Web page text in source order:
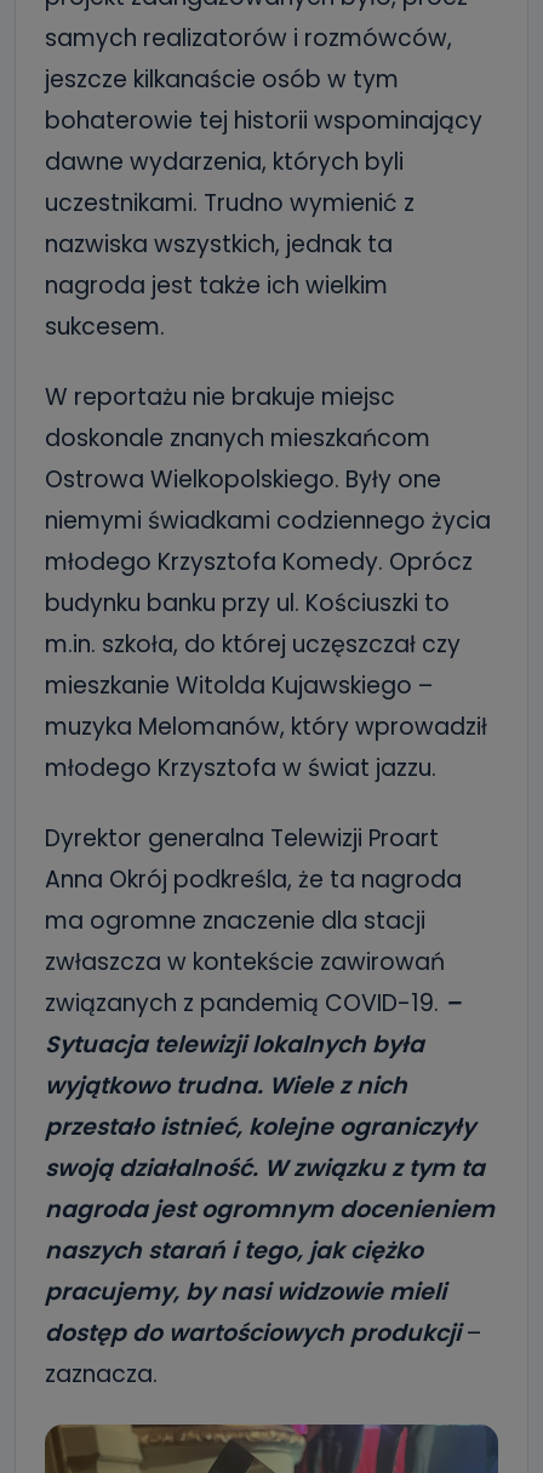
samych realizatorów i rozmówców,
jeszcze kilkanaście osób w tym
bohaterowie tej historii wspominający
dawne wydarzenia, których byli
uczestnikami. Trudno wymienić z
nazwiska wszystkich, jednak ta
nagroda jest także ich wielkim
sukcesem.
W reportażu nie brakuje miejsc
doskonale znanych mieszkańcom
Ostrowa Wielkopolskiego. Były one
niemymi świadkami codziennego życia
młodego Krzysztofa Komedy. Oprócz
budynku banku przy ul. Kościuszki to
m.in. szkoła, do której uczęszczał czy
mieszkanie Witolda Kujawskiego –
muzyka Melomanów, który wprowadził
młodego Krzysztofa w świat jazzu.
Dyrektor generalna Telewizji Proart
Anna Okrój podkreśla, że ta nagroda
ma ogromne znaczenie dla stacji
zwłaszcza w kontekście zawirowań
związanych z pandemią COVID-19. –
Sytuacja telewizji lokalnych była
wyjątkowo trudna. Wiele z nich
przestało istnieć, kolejne ograniczyły
swoją działalność. W związku z tym ta
nagroda jest ogromnym docenieniem
naszych starań i tego, jak ciężko
pracujemy, by nasi widzowie mieli
dostęp do wartościowych produkcji–
zaznacza.